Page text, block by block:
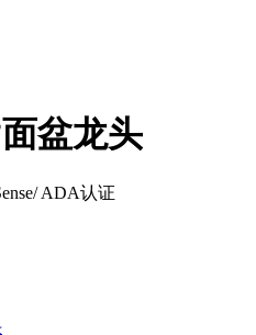
盆龙头
ADA认证